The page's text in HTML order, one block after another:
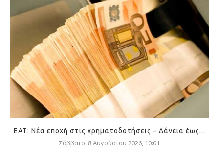
ΕΑΤ: Νέα εποχή στις χρηματοδοτήσεις – Δάνεια έως...
Σάββατο, 8 Αυγούστου 2026, 10:01